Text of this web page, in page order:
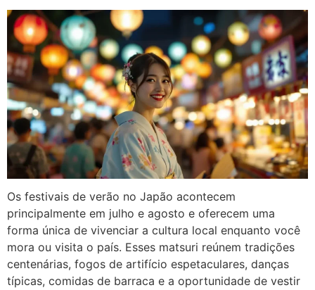
Os festivais de verão no Japão acontecem
principalmente em julho e agosto e oferecem uma
forma única de vivenciar a cultura local enquanto você
mora ou visita o país. Esses matsuri reúnem tradições
centenárias, fogos de artifício espetaculares, danças
típicas, comidas de barraca e a oportunidade de vestir